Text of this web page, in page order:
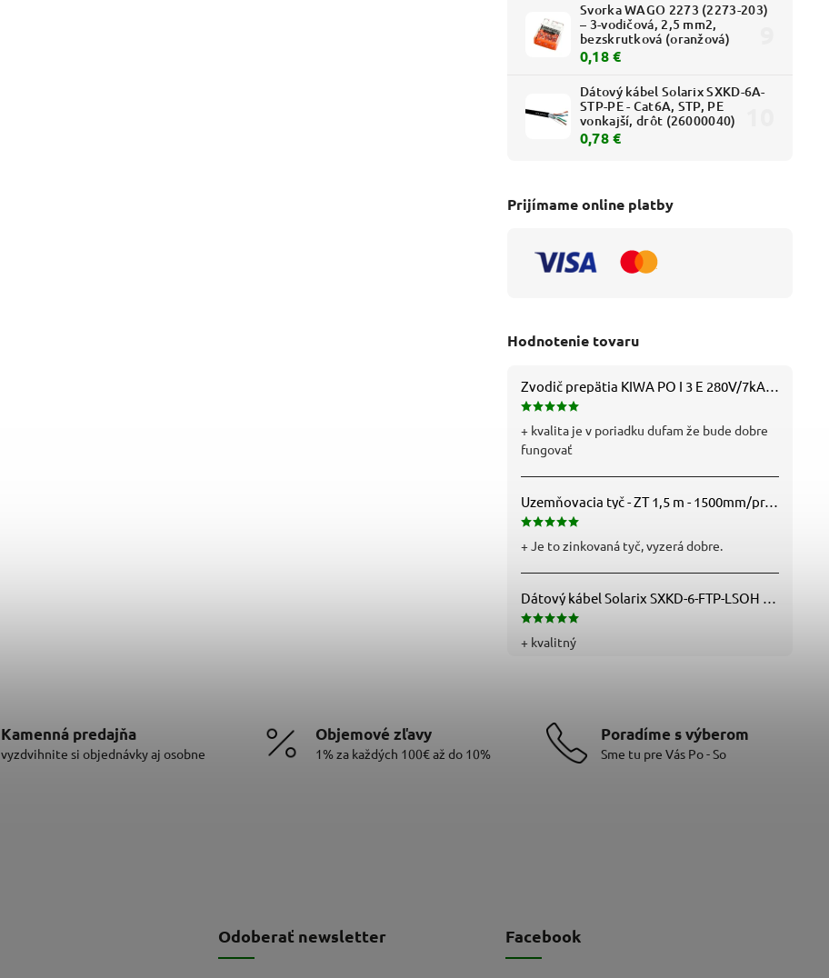
Svorka WAGO 2273 (2273-203)
– 3-vodičová, 2,5 mm2,
bezskrutková (oranžová)
0,18 €
Dátový kábel Solarix SXKD-6A-
STP-PE - Cat6A, STP, PE
vonkajší, drôt (26000040)
0,78 €
Prijímame online platby
Hodnotenie tovaru
+ kvalita je v poriadku dufam že bude dobre
fungovať
Uzemňovacia tyč - ZT 1,5 m - 1500mm/pr.25mm - Fe/Zn - f712112
+ Je to zinkovaná tyč, vyzerá dobre.
+ kvalitný
Kamenná predajňa
vyzdvihnite si objednávky aj osobne
Objemové zľavy
1% za každých 100€ až do 10%
Poradíme s výberom
Sme tu pre Vás Po - So
Odoberať newsletter Facebook